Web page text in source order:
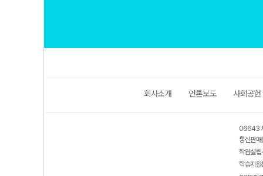
회사소개 언론보도 사회공헌
06643
통신판
학원설
학습지